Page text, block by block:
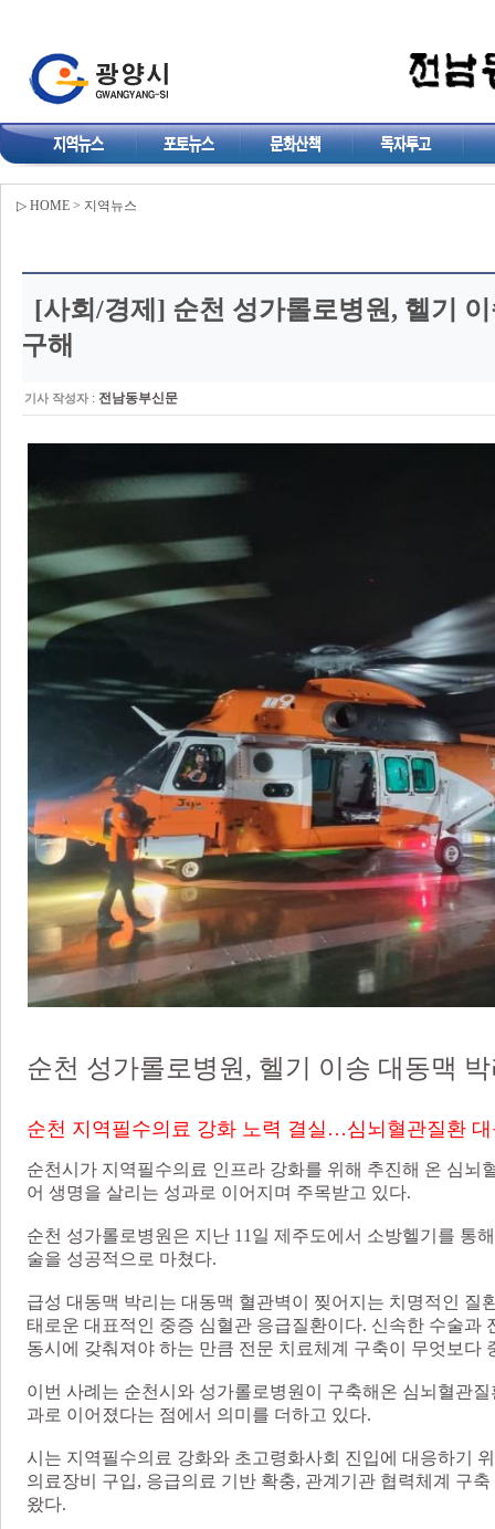
▷ HOME > 지역뉴스
[사회/경제] 순천 성가롤로병원, 헬기
구해
기사 작성자 : 전남동부신문
순천 성가롤로병원, 헬기 이송 대동맥
순천 지역필수의료 강화 노력 결실…심뇌혈관질환
순천시가 지역필수의료 인프라 강화를 위해 추진해 온 심뇌
어 생명을 살리는 성과로 이어지며 주목받고 있다.
순천 성가롤로병원은 지난 11일 제주도에서 소방헬기를 통
술을 성공적으로 마쳤다.
급성 대동맥 박리는 대동맥 혈관벽이 찢어지는 치명적인 질
태로운 대표적인 중증 심혈관 응급질환이다. 신속한 수술과
동시에 갖춰져야 하는 만큼 전문 치료체계 구축이 무엇보다
이번 사례는 순천시와 성가롤로병원이 구축해온 심뇌혈관
과로 이어졌다는 점에서 의미를 더하고 있다.
시는 지역필수의료 강화와 초고령화사회 진입에 대응하기
의료장비 구입, 응급의료 기반 확충, 관계기관 협력체계 구
왔다.